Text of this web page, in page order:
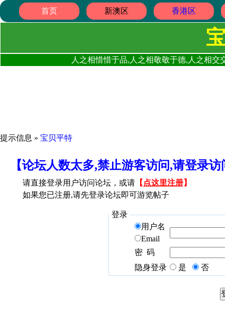
首页 新澳区 香港区
人之相惜惜于品,人之相敬敬于德,人之相
提示信息 » 宝贝平特
【论坛人数太多,禁止游客访问,请登录
请直接登录用户访问论坛，或请 【 点这里注册】
如果您已注册,请先登录论坛即可游览帖子
登录
用户名
Email
密 码
隐身登录
是 否